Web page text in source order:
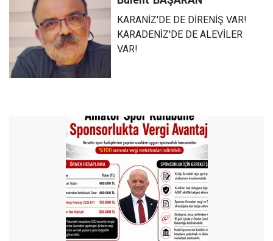
KARANİZ'DE DE DİRENİŞ VAR!
KARADENİZ'DE DE ALEVİLER
VAR!